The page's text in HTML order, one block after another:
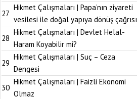
27
Hikmet Çalışmaları | Papa’nın ziyareti
vesilesi ile doğal yapıya dönüş çağrısı
28
Hikmet Çalışmaları | Devlet Helal-
Haram Koyabilir mi?
29
Hikmet Çalışmaları | Suç – Ceza
Dengesi
30
Hikmet Çalışmaları | Faizli Ekonomi
Olmaz